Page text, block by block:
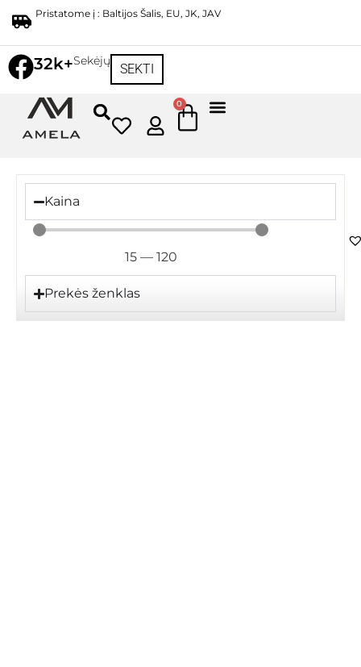
Pristatome į : Baltijos Šalis, EU, JK, JAV
32k+Sekėjų
SEKTI
0
Kaina
15— 120
Prekės ženklas